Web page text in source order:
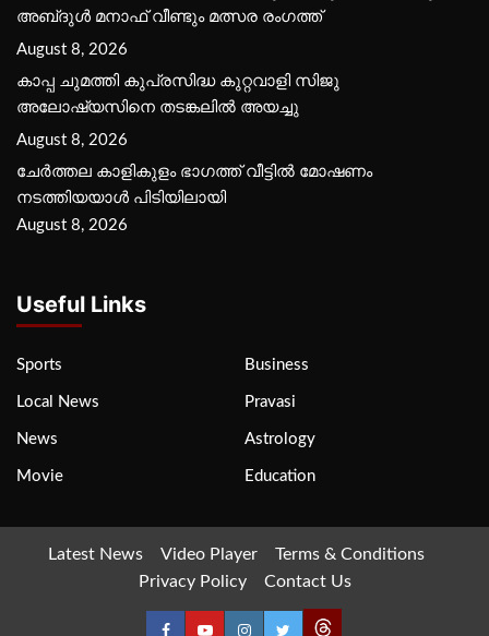
അബ്‌ദുൾ മനാഫ് വീണ്ടും മത്സര രംഗത്ത്
August 8, 2026
കാപ്പ ചുമത്തി കുപ്രസിദ്ധ കുറ്റവാളി സിജു
അലോഷ്യസിനെ തടങ്കലിൽ അയച്ചു
August 8, 2026
ചേർത്തല കാളികുളം ഭാഗത്ത് വീട്ടിൽ മോഷണം
നടത്തിയയാൾ പിടിയിലായി
August 8, 2026
Useful Links
Sports Business
Local News Pravasi
News Astrology
Movie Education
Latest News Video Player
Terms & Conditions
Privacy Policy
Contact Us